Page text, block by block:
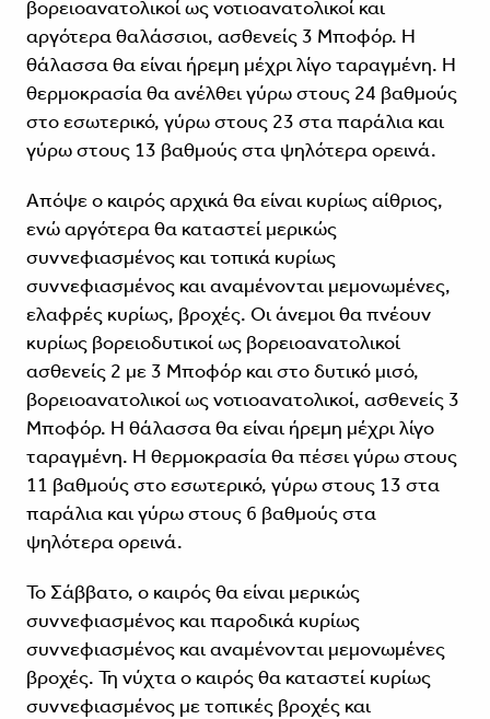
βορειοανατολικοί ως νοτιοανατολικοί και
αργότερα θαλάσσιοι, ασθενείς 3 Μποφόρ. Η
θάλασσα θα είναι ήρεμη μέχρι λίγο ταραγμένη. Η
θερμοκρασία θα ανέλθει γύρω στους 24 βαθμούς
στο εσωτερικό, γύρω στους 23 στα παράλια και
γύρω στους 13 βαθμούς στα ψηλότερα ορεινά.
Απόψε ο καιρός αρχικά θα είναι κυρίως αίθριος,
ενώ αργότερα θα καταστεί μερικώς
συννεφιασμένος και τοπικά κυρίως
συννεφιασμένος και αναμένονται μεμονωμένες,
ελαφρές κυρίως, βροχές. Οι άνεμοι θα πνέουν
κυρίως βορειοδυτικοί ως βορειοανατολικοί
ασθενείς 2 με 3 Μποφόρ και στο δυτικό μισό,
βορειοανατολικοί ως νοτιοανατολικοί, ασθενείς 3
Μποφόρ. Η θάλασσα θα είναι ήρεμη μέχρι λίγο
ταραγμένη. Η θερμοκρασία θα πέσει γύρω στους
11 βαθμούς στο εσωτερικό, γύρω στους 13 στα
παράλια και γύρω στους 6 βαθμούς στα
ψηλότερα ορεινά.
Το Σάββατο, ο καιρός θα είναι μερικώς
συννεφιασμένος και παροδικά κυρίως
συννεφιασμένος και αναμένονται μεμονωμένες
βροχές. Τη νύχτα ο καιρός θα καταστεί κυρίως
συννεφιασμένος με τοπικές βροχές και